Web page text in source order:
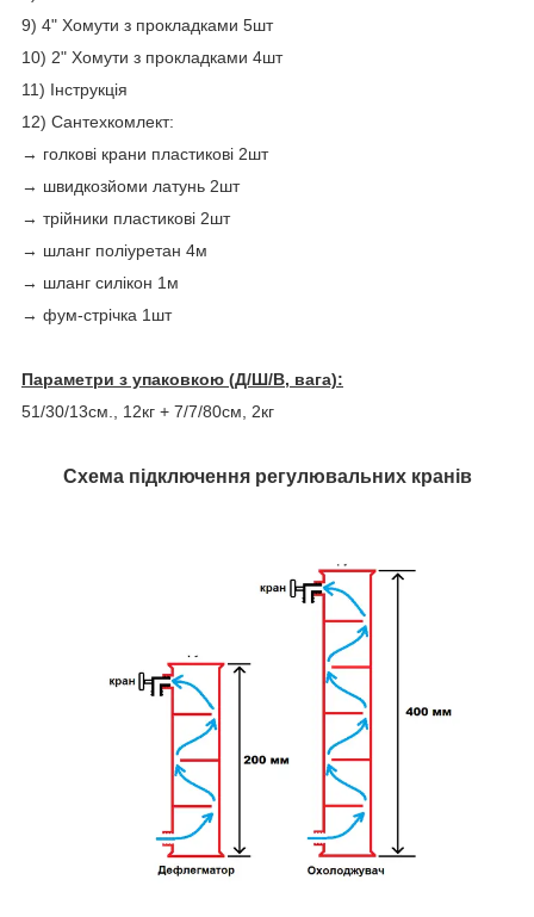
9) 4" Хомути з прокладками 5шт
10) 2" Хомути з прокладками 4шт
11) Інструкція
12) Сантехкомлект:
→ голкові крани пластикові 2шт
→ швидкозйоми латунь 2шт
→ трійники пластикові 2шт
→ шланг поліуретан 4м
→ шланг силікон 1м
→ фум-стрічка 1шт
Параметри з упаковкою (Д/Ш/В, вага):
51/30/13см., 12кг + 7/7/80см, 2кг
Схема підключення регулювальних кранів